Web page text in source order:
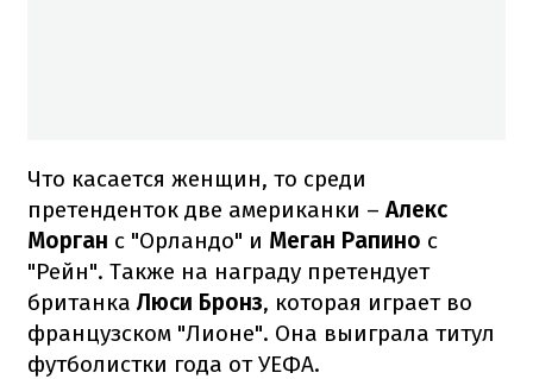
Что касается женщин, то среди
претенденток две американки – Алекс
Морган с "Орландо" и Меган Рапино с
"Рейн". Также на награду претендует
британка Люси Бронз, которая играет во
французском "Лионе". Она выиграла титул
футболистки года от УЕФА.